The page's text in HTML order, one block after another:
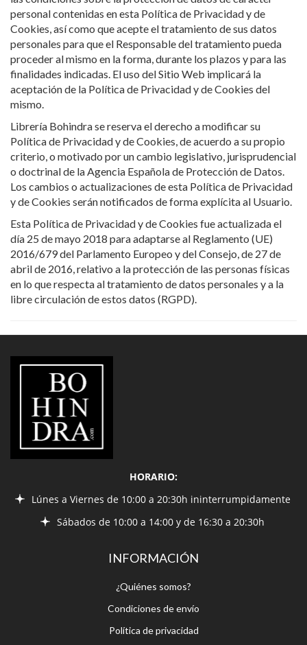
personal contenidas en esta Política de Privacidad y de
Cookies, así como que acepte el tratamiento de sus datos
personales para que el Responsable del tratamiento pueda
proceder al mismo en la forma, durante los plazos y para las
finalidades indicadas. El uso del Sitio Web implicará la
aceptación de la Política de Privacidad y de Cookies del
mismo.
Librería Bohindra se reserva el derecho a modificar su
Política de Privacidad y de Cookies, de acuerdo a su propio
criterio, o motivado por un cambio legislativo, jurisprudencial
o doctrinal de la Agencia Española de Protección de Datos.
Los cambios o actualizaciones de esta Política de Privacidad
y de Cookies serán notificados de forma explícita al Usuario.
Esta Política de Privacidad y de Cookies fue actualizada el
día 25 de mayo 2018 para adaptarse al Reglamento (UE)
2016/679 del Parlamento Europeo y del Consejo, de 27 de
abril de 2016, relativo a la protección de las personas físicas
en lo que respecta al tratamiento de datos personales y a la
libre circulación de estos datos (RGPD).
LIBRERÍA
BOHINDRA
HORARIO:
Lúnes a Viernes de 10:00 a 20:30h ininterrumpidamente
Sábados de 10:00 a 14:00 y de 16:30 a 20:30h
INFORMACIÓN